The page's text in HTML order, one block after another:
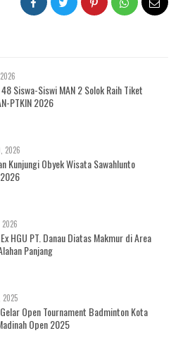
Siswa-Siswi MAN 2 Solok Raih Tiket
PTKIN 2026
2026
Kunjungi Obyek Wisata Sawahlunto
2026
HGU PT. Danau Diatas Makmur di Area
Panjang
2025
Open Tournament Badminton Kota
Open 2025